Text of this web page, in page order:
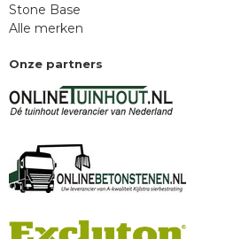
Stone Base
Alle merken
Onze partners